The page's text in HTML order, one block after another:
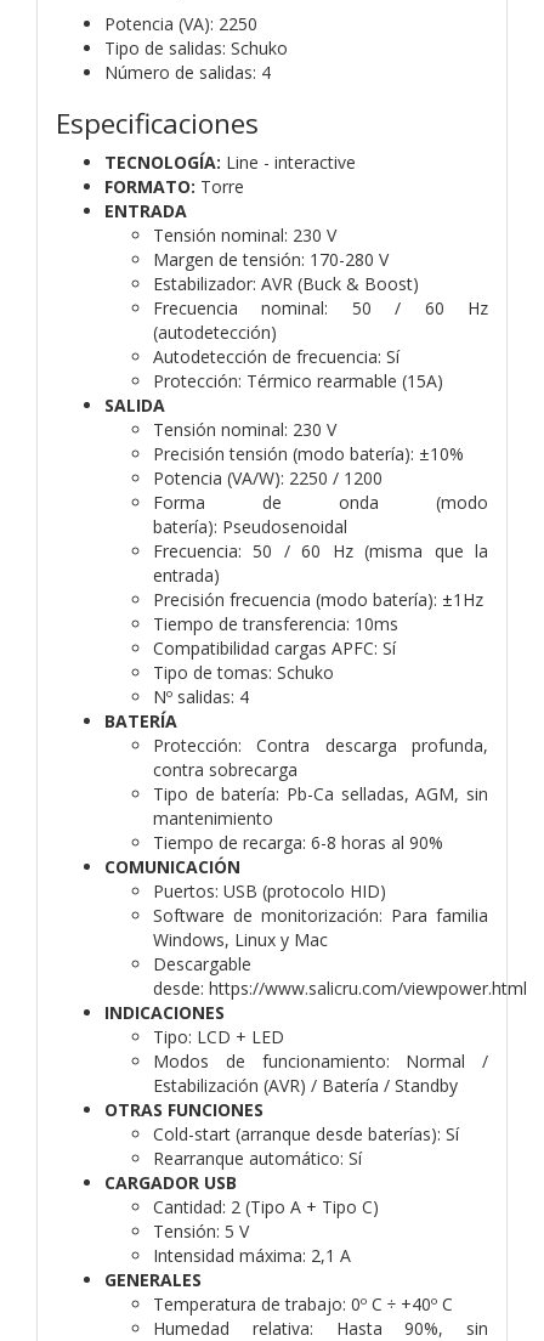
Potencia (VA): 2250
Tipo de salidas: Schuko
Número de salidas: 4
Especificaciones
TECNOLOGÍA: Line - interactive
FORMATO: Torre
ENTRADA
Tensión nominal: 230 V
Margen de tensión: 170-280 V
Estabilizador: AVR (Buck & Boost)
Frecuencia nominal: 50 / 60 Hz
(autodetección)
Autodetección de frecuencia: Sí
Protección: Térmico rearmable (15A)
SALIDA
Tensión nominal: 230 V
Precisión tensión (modo batería): ±10%
Potencia (VA/W): 2250 / 1200
Forma de onda (modo
batería): Pseudosenoidal
Frecuencia:50 / 60 Hz (misma que la
entrada)
Precisión frecuencia (modo batería): ±1Hz
Tiempo de transferencia: 10ms
Compatibilidad cargas APFC: Sí
Tipo de tomas: Schuko
Nº salidas: 4
BATERÍA
Protección:Contra descarga profunda,
contra sobrecarga
Tipo de batería: Pb-Ca selladas, AGM, sin
mantenimiento
Tiempo de recarga: 6-8 horas al 90%
COMUNICACIÓN
Puertos: USB (protocolo HID)
Software de monitorización: Para familia
Windows, Linux y Mac
Descargable
desde: https://www.salicru.com/viewpower.html
INDICACIONES
Tipo: LCD + LED
Modos de funcionamiento: Normal /
Estabilización (AVR) / Batería / Standby
OTRAS FUNCIONES
Cold-start (arranque desde baterías): Sí
Rearranque automático: Sí
CARGADOR USB
Cantidad: 2 (Tipo A + Tipo C)
Tensión: 5 V
Intensidad máxima: 2,1 A
GENERALES
Temperatura de trabajo: 0º C ÷ +40º C
Humedad relativa: Hasta 90%, sin